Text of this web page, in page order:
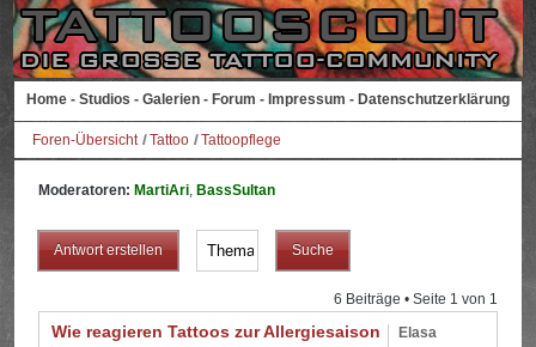
Home - Studios - Galerien - Forum - Impressum - Datenschutzerklärung
Foren-Übersicht Tattoo Tattoopflege
Moderatoren: MartiAri, BassSultan
Antwort erstellen
6 Beiträge • Seite 1 von 1
Wie reagieren Tattoos zur Allergiesaison? Elasa